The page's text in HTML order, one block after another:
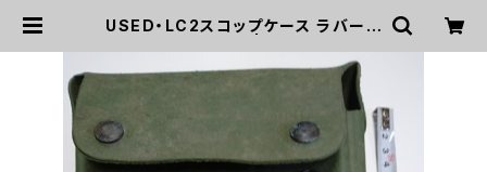
USED・LC2スコップケース ラバータ